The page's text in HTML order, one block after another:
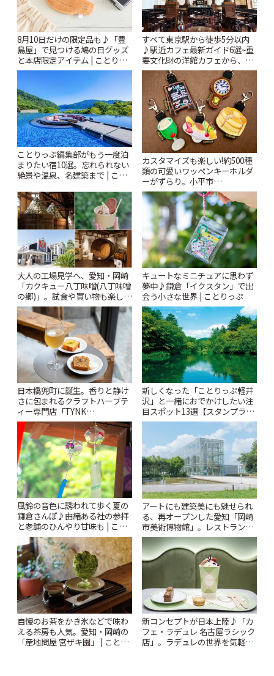
8月10日だけの限定品も♪「豊
島屋」で見つける鳩の日グッズ
と本店限定アイテム | ことりっ
ぷ
すべて東京駅から徒歩5分以内
♪駅近カフェ最新ガイド6選~重
要文化財の洋館カフェから、改
札すぐのレトロ喫茶まで~ | こと
りっぷ
ことりっぷ編集部がもう一度泊
まりたい宿10選。忘れられない
絶景や温泉、名建築まで | こと
カスタマイズも楽しい!約500種
類の可愛いワッペンキーホルダ
ーがずらり。小平市
「Kimamaya T&K」 | ことりっ
ぷ
大人の工場見学へ、愛知・岡崎
「カクキュー八丁味噌(八丁味噌
の郷)」。試食や買い物も楽しみ
♪ | ことりっぷ
キュートなミニチュアに思わず
夢中♪鎌倉「イクスタン」で出
会う小さな世界 | ことりっぷ
日本橋兜町に誕生。香りと静け
さに包まれるクラフトハーブテ
ィー専門店「TYNK
Kabutocho」 | ことりっぷ
新しくなった「ことりっぷ軽井
沢」と一緒におでかけしたい注
目スポット13選【スタンプラリ
ー開催中】 | ことりっぷ
風鈴の音色に誘われて歩く夏の
鎌倉さんぽ♪由緒ある社の参拝
と老舗のひんやり甘味も | こと
りっぷ
アートにも建築美にも魅せられ
る、再オープンした愛知「岡崎
市美術博物館」。レストランや
ショップも充実 | ことりっぷ
自慢のお茶をかき氷などで味わ
える茶房も人気。愛知・岡崎の
「産地問屋 宮ザキ園」 | ことり
新コンセプトが日本上陸♪「カ
フェ・ラデュレ 名古屋ラシック
店」。ラデュレの世界を気軽に